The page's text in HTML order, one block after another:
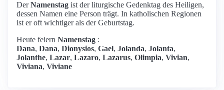
DerNamenstag ist der liturgische Gedenktag des Heiligen,
dessen Namen eine Person trägt. In katholischen Regionen
ist er oft wichtiger als der Geburtstag.
Heute feiern Namenstag :
Dana, Dana, Dionysios, Gael, Jolanda, Jolanta,
Jolanthe, Lazar, Lazaro, Lazarus, Olimpia, Vivian,
Viviana, Viviane